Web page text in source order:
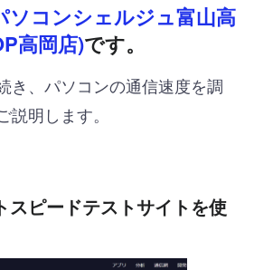
ソコンシェルジュ富山高
高岡店)です。
き、パソコンの通信速度を調
明します。
スピードテストサイトを使